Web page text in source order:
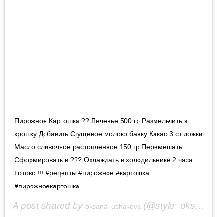
Пирожное Картошка ?? Печенье 500 гр Размельчить в
крошку Добавить Сгущеное молоко банку Какао 3 ст ложки
Масло сливочное растопленное 150 гр Перемешать
Сформировать в ??? Охлаждать в холодильнике 2 часа
Готово !!! #рецепты #пирожное #картошка
#пирожноекартошка
A post shared by oksana_ushakova (@style_oksana_ushakova) on